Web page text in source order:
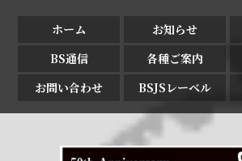
ホーム お知らせ
BS通信
各種ご案内
お問い合わせ
BSJSレーベル